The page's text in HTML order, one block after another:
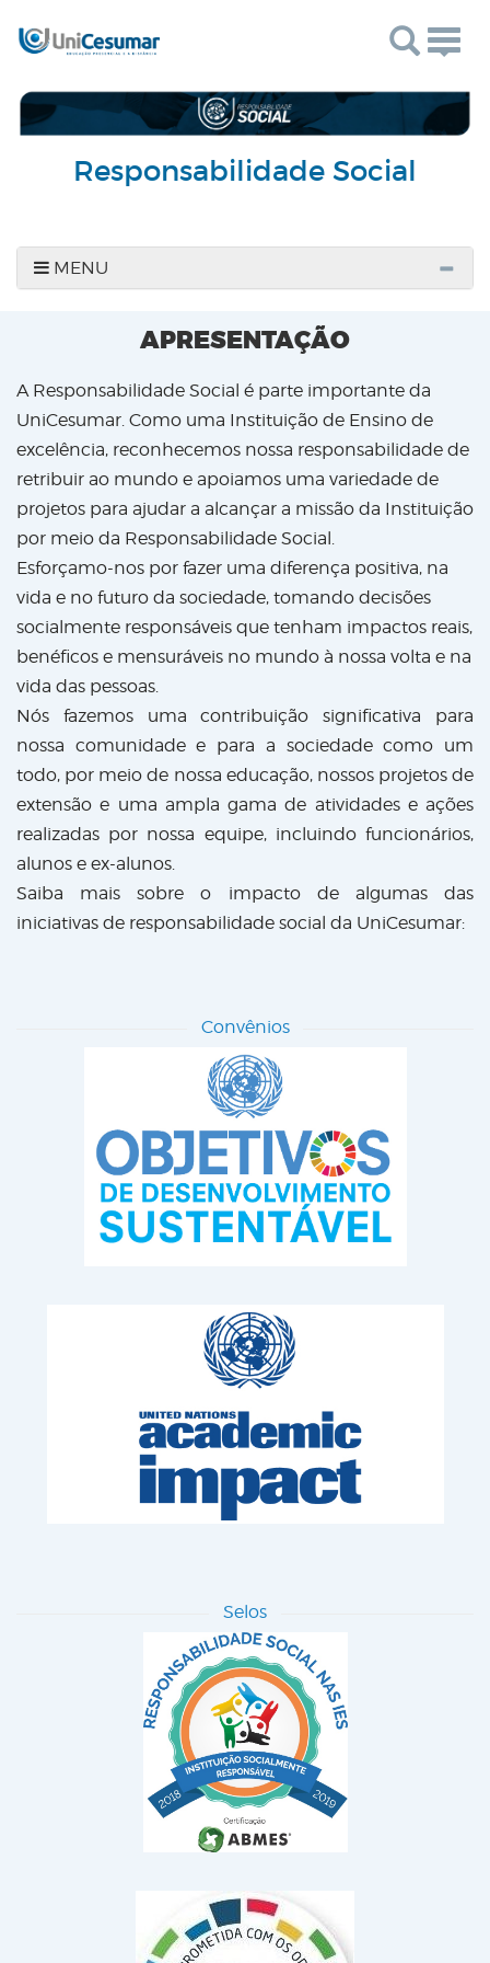
Responsabilidade Social
MENU
APRESENTAÇÃO
A Responsabilidade Social é parte importante da
UniCesumar. Como uma Instituição de Ensino de
excelência, reconhecemos nossa responsabilidade de
retribuir ao mundo e apoiamos uma variedade de
projetos para ajudar a alcançar a missão da Instituição
por meio da Responsabilidade Social.
Esforçamo-nos por fazer uma diferença positiva, na
vida e no futuro da sociedade, tomando decisões
socialmente responsáveis que tenham impactos reais,
benéficos e mensuráveis no mundo à nossa volta e na
vida das pessoas.
Nós fazemos uma contribuição significativa para
nossa comunidade e para a sociedade como um
todo, por meio de nossa educação, nossos projetos de
extensão e uma ampla gama de atividades e ações
realizadas por nossa equipe, incluindo funcionários,
alunos e ex-alunos.
Saiba mais sobre o impacto de algumas das
iniciativas de responsabilidade social da UniCesumar:
Convênios
Selos